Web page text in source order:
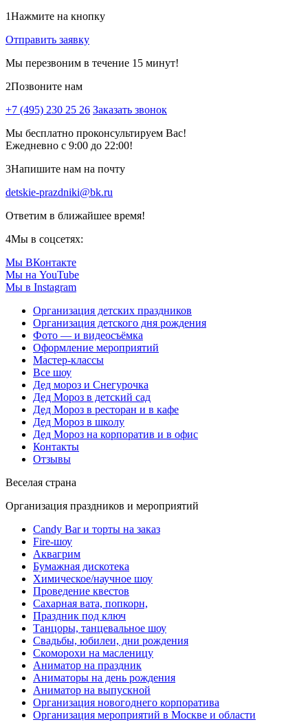
1Нажмите на кнопку
Отправить заявку
Мы перезвоним в течение 15 минут!
2Позвоните нам
+7 (495) 230 25 26 Заказать звонок
Мы бесплатно проконсультируем Вас!
Ежедневно с 9:00 до 22:00!
3Напишите нам на почту
detskie-prazdniki@bk.ru
Ответим в ближайшее время!
4Мы в соцсетях:
Мы ВКонтакте
Мы на YouTube
Мы в Instagram
Организация детских праздников
Организация детского дня рождения
Фото — и видеосъёмка
Оформление мероприятий
Мастер-классы
Все шоу
Дед мороз и Снегурочка
Дед Мороз в детский сад
Дед Мороз в ресторан и в кафе
Дед Мороз в школу
Дед Мороз на корпоратив и в офис
Контакты
Отзывы
Веселая страна
Организация праздников и мероприятий
Candy Bar и торты на заказ
Fire-шоу
Аквагрим
Бумажная дискотека
Химическое/научное шоу
Проведение квестов
Сахарная вата, попкорн,
Праздник под ключ
Танцоры, танцевальное шоу
Свадьбы, юбилеи, дни рождения
Скоморохи на масленицу
Аниматор на праздник
Аниматоры на день рождения
Аниматор на выпускной
Организация новогоднего корпоратива
Организация мероприятий в Москве и области